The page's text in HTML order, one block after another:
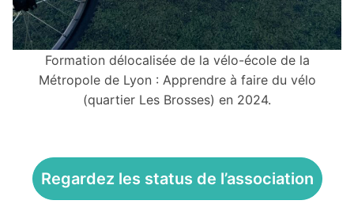
Formation délocalisée de la vélo-école de la
Métropole de Lyon : Apprendre à faire du vélo
(quartier Les Brosses) en 2024.
Regardez les status de l’association